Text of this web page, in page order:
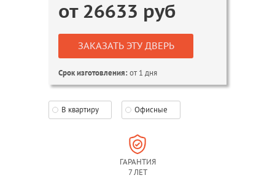
от 26633 руб
ЗАКАЗАТЬ ЭТУ ДВЕРЬ
Срок изготовления:от 1 дня
В квартиру Офисные
ГАРАНТИЯ
7 ЛЕТ